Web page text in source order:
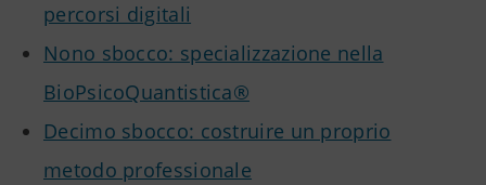
percorsi digitali
Nono sbocco: specializzazione nella
BioPsicoQuantistica®
Decimo sbocco: costruire un proprio
metodo professionale